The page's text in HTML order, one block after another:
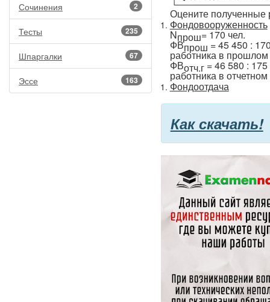
2
Сочинения
235
Тесты
67
Шпаргалки
163
Эссе
Оцените полученные
Фондовооруженность
Nпрош= 170
ФВпрош = 45 450 :
работника в прошлом
ФВотч.г = 46 580 :
работника в отчетном
Фондоотдача
Как скачать!